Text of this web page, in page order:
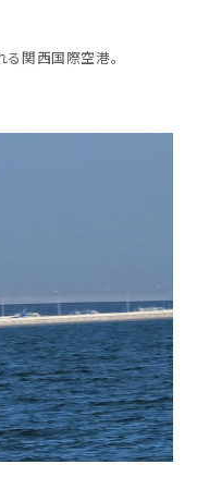
る関西国際空港。